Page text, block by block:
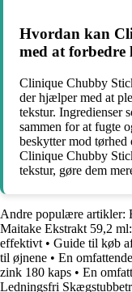
Hvordan kan
med at forbedre
Clinique Chubby
der hjælper med at
tekstur. Ingredienser
sammen for at fugte
beskytter mod
Clinique Chubby
tekstur, gøre dem
Andre populære artikler:
Maitake Ekstrakt 59,2
effektivt • Guide til køb
til øjnene • En
zink 180 kaps • En
Ledningsfri